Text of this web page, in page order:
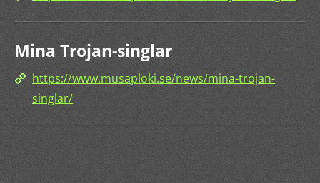
Mina Trojan-singlar
https://www.musaploki.se/news/mina-trojan-
singlar/